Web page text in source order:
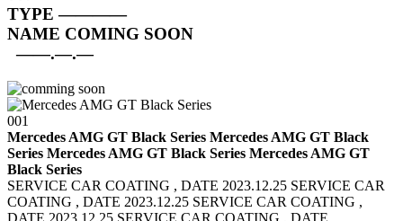
TYPE ————
NAME COMING SOON
——.—.—
001
Mercedes AMG GT Black Series Mercedes AMG GT Black
Series Mercedes AMG GT Black Series Mercedes AMG GT
Black Series
SERVICE CAR COATING , DATE 2023.12.25 SERVICE CAR
COATING , DATE 2023.12.25 SERVICE CAR COATING ,
DATE 2023.12.25 SERVICE CAR COATING , DATE